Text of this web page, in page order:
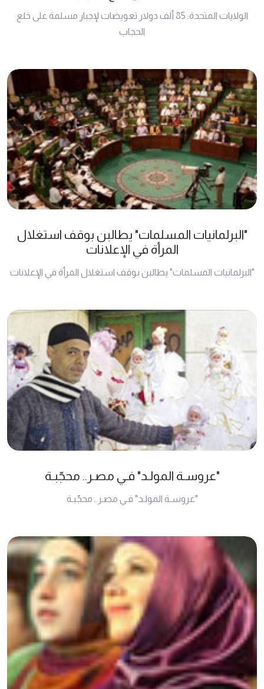
الولايات المتحدة: 85 ألف دولار تعويضات لإجبار مسلمة على خلع
الحجاب
"البرلمانيات المسلمات" يطالبن بوقف استغلال
المرأة في الإعلانات
"البرلمانيات المسلمات" يطالبن بوقف استغلال المرأة في الإعلانات
"عروسـة المولـد" فـي مصـر.. محجّبـة
"عروسـة المولـد" فـي مصـر.. محجّبـة